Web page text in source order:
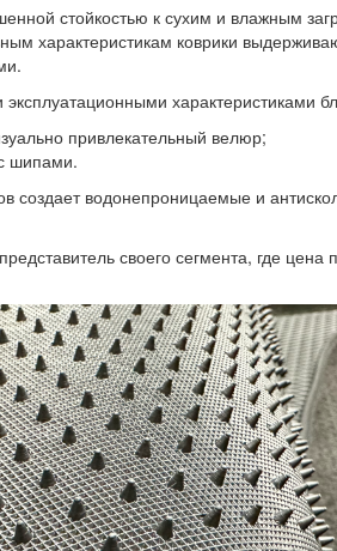
стойкостью к сухим и влажным
характеристикам коврики
характеристиками
привлекательный велюр;
шипами.
создает водонепроницаемые и
своего сегмента, где